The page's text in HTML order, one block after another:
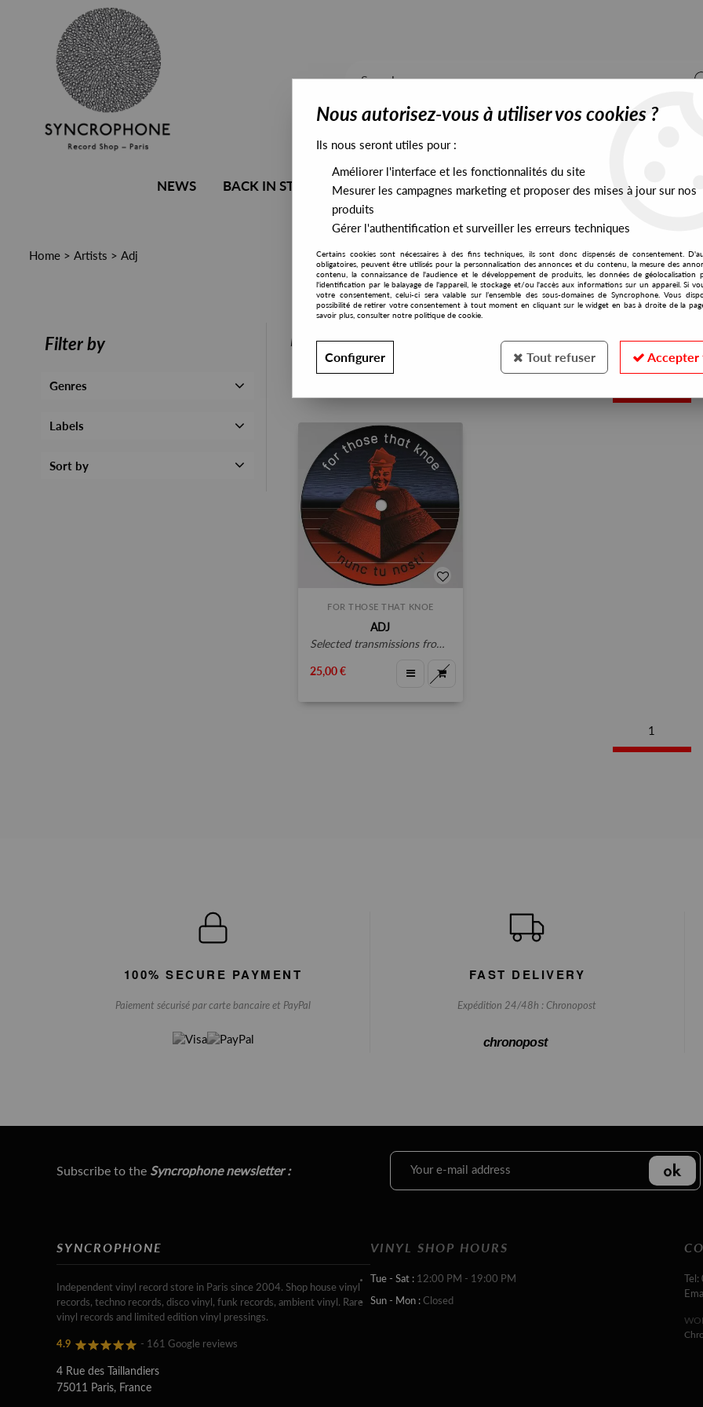
NEWS BACK IN STOCK ALL STOCK EXCLUSIVES PRESALES EXCLUSIVES
Home > Artists > Adj
Filter by
Genres
Labels
Sort by
PRESALES EXCLUSIVES
FOR THOSE THAT KNOE
ADJ
selected transmissions from the pyramid
25,00 €
1
100% SECURE PAYMENT
Paiement sécurisé par carte bancaire et PayPal
FAST DELIVERY
Expédition 24/48h : Chronopost
chronopost
Subscribe to the Syncrophone newsletter :
SYNCROPHONE
Independent vinyl record store in Paris since 2004. Shop house vinyl
records, techno records, disco vinyl, funk records, ambient vinyl. Rare
vinyl records and limited edition vinyl pressings.
4.9 - 161 Google reviews
4 Rue des Taillandiers
75011 Paris, France
VINYL SHOP HOURS
Tue - Sat : 12:00 PM - 19:00 PM
Sun - Mon : Closed
Nous autorisez-vous à utiliser vos cookies ?
Ils nous seront utiles pour :
Améliorer l'interface et les fonctionnalités du site
Mesurer les campagnes marketing et proposer des mises à jour sur nos
produits
Gérer l'authentification et surveiller les erreurs techniques
Certains cookies sont nécessaires à des fins techniques, ils sont donc dispensés de consentement.
obligatoires, peuvent être utilisés pour la personnalisation des annonces et du contenu, la mesure des
contenu, la connaissance de l'audience et le développement de produits, les données de géolocalisation
l'identification par le balayage de l'appareil, le stockage et/ou l'accès aux informations sur un appareil. Si
votre consentement, celui-ci sera valable sur l’ensemble des sous-domaines de Syncrophone. Vous
possibilité de retirer votre consentement à tout moment en cliquant sur le widget en bas à droite de la
savoir plus, consulter notre politique de cookie.
Configurer Tout refuser Accepter